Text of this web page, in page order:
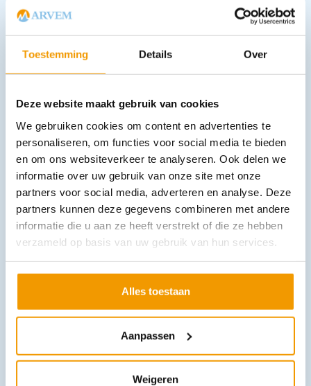
Toestemming Details Over
Deze website maakt gebruik van cookies
We gebruiken cookies om content en advertenties te
personaliseren, om functies voor social media te bieden
en om ons websiteverkeer te analyseren. Ook delen we
informatie over uw gebruik van onze site met onze
partners voor social media, adverteren en analyse. Deze
partners kunnen deze gegevens combineren met andere
informatie die u aan ze heeft verstrekt of die ze hebben
verzameld op basis van uw gebruik van hun services.
Alles toestaan
Aanpassen
Weigeren
Rubber t.b.v. Reflexhamer
€1,33 – €4,11 incl. btw
1.1 excl. btw
Opties bekijken
Leverbaar